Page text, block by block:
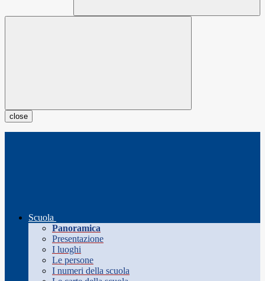
close
Scuola
Panoramica
Presentazione
I luoghi
Le persone
I numeri della scuola